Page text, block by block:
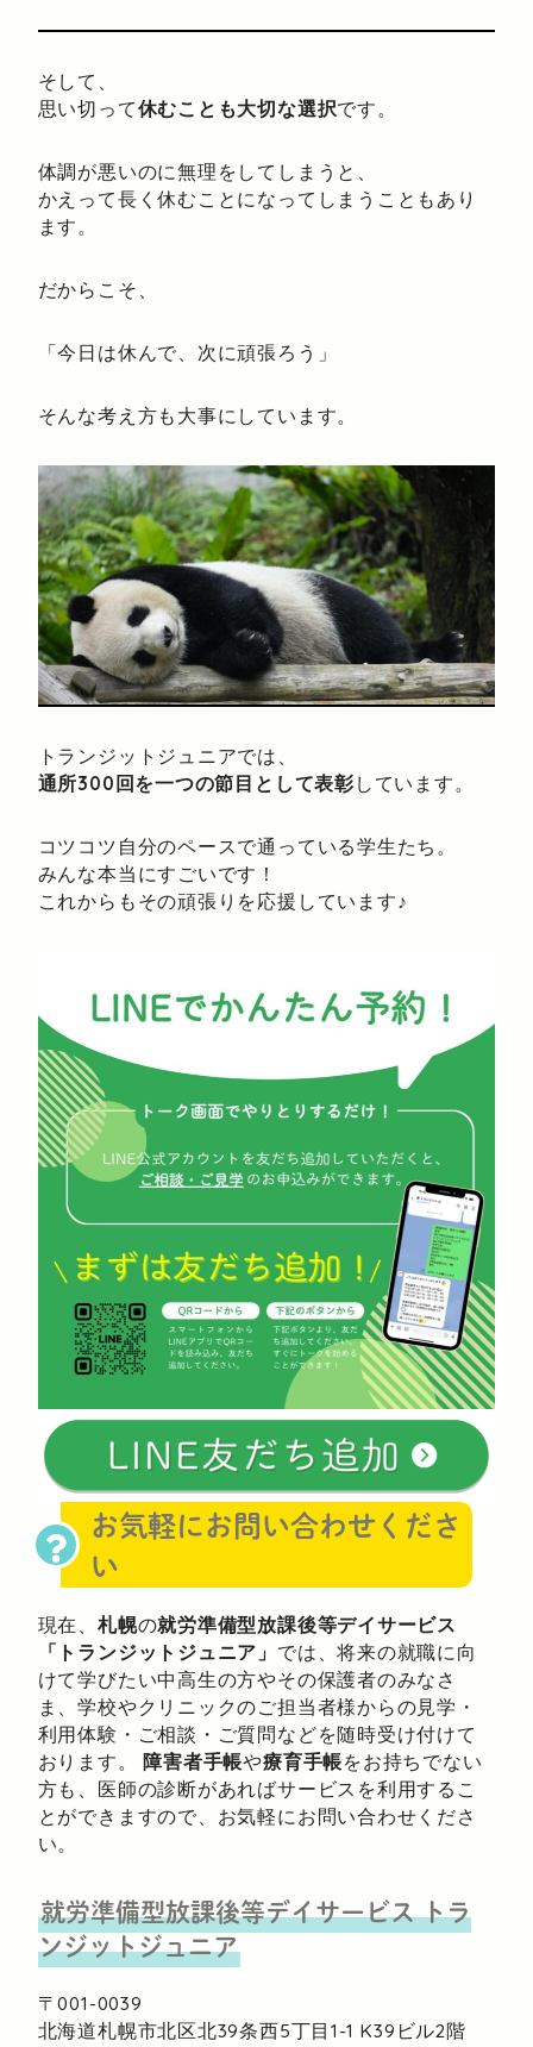
そして、
思い切って休むことも大切な選択です。
体調が悪いのに無理をしてしまうと、
かえって長く休むことになってしまうこともあり
ます。
だからこそ、
「今日は休んで、次に頑張ろう」
そんな考え方も大事にしています。
トランジットジュニアでは、
通所300回を一つの節目として表彰 しています。
コツコツ自分のペースで通っている学生たち。
みんな本当にすごいです！
これからもその頑張りを応援しています♪
お気軽にお問い合わせくださ
い
現在、 札幌の就労準備型放課後等デイサービス
「トランジットジュニア」 では、将来の就職に向
けて学びたい中高生の方やその保護者のみなさ
ま、学校やクリニックのご担当者様からの見学・
利用体験・ご相談・ご質問などを随時受け付けて
おります。障害者手帳や療育手帳をお持ちでない
方も、医師の診断があればサービスを利用するこ
とができますので、お気軽にお問い合わせくださ
い。
就労準備型放課後等デイサービストラ
ンジットジュニア
〒001-0039
北海道札幌市北区北39条西5丁目1-1 K39ビル2階